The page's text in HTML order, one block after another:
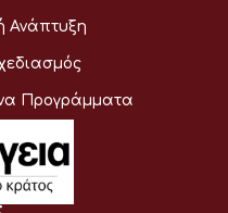
Ανάπτυξη
Προγράμματα